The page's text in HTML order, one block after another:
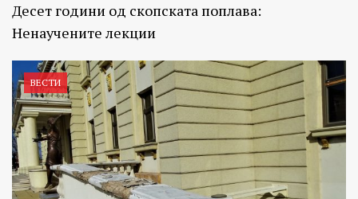
Десет години од скопската поплава:
Ненаучените лекции
ВЕСТИ